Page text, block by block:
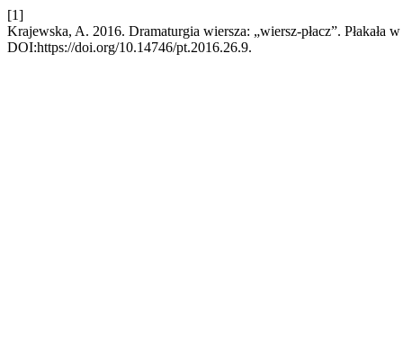
[1]
Krajewska, A. 2016. Dramaturgia wiersza: „wiersz-płacz”. Płakała
DOI:https://doi.org/10.14746/pt.2016.26.9.